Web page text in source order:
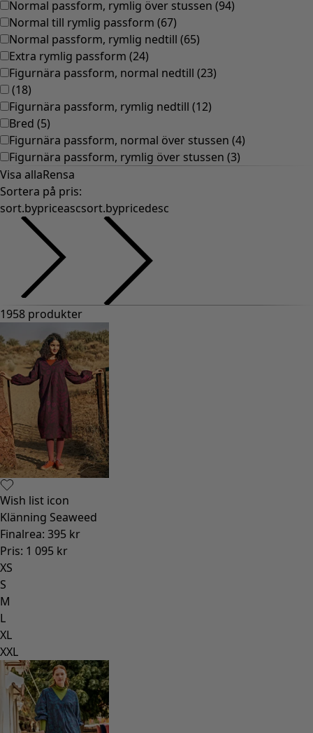
Normal passform, rymlig över stussen (94)
Normal till rymlig passform (67)
Normal passform, rymlig nedtill (65)
Extra rymlig passform (24)
Figurnära passform, normal nedtill (23)
(18)
Figurnära passform, rymlig nedtill (12)
Bred (5)
Figurnära passform, normal över stussen (4)
Figurnära passform, rymlig över stussen (3)
Visa allaRensa
Sortera på pris:
sort.bypriceascsort.bypricedesc
1958 produkter
Wish list icon
Klänning Seaweed
Finalrea: 395 kr
Pris: 1 095 kr
XS
S
M
L
XL
XXL